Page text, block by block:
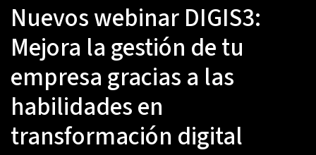
Nuevos webinar DIGIS3:
Mejora la gestión de tu
empresa gracias a las
habilidades en
transformación digital